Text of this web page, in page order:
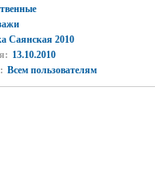
Саянская 2010
13.10.2010
Всем пользователям